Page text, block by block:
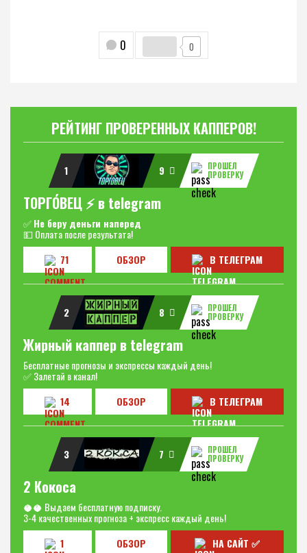
0 0
РЕЙТИНГ ПРОВЕРЕННЫХ КАППЕРОВ!
1 9
ПРОШЕЛ
ПРОВЕРКУ
ТОРГО́ВЕЦ ⚡️ в telegram
✅Не беру деньги наперед
💵 Оплата после результата!
71
ОБЗОР В ТЕЛЕГРАМ
2 8
ПРОШЕЛ
ПРОВЕРКУ
Жирный каппер в telegram
Бесплатные прогнозы и экспрессы каждый день!
✅ Залетай в канал!
14
ОБЗОР В ТЕЛЕГРАМ
3 7
ПРОШЕЛ
ПРОВЕРКУ
2 Кокоса
🥥🥥 Выдаем бесплатную подписку.
3-4 качественных прогноза + экспресс каждый день!
1
ОБЗОР НА САЙТ ✅